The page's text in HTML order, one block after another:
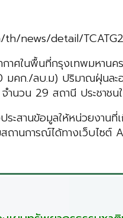
news/detail/
าศในพื้นที่กรุงเทพมหา
มคก./ลบ.ม) ปริมาณฝุ่นละ
วน 29 สถานี ประชาชน
ะสานข้อมูลให้หน่วยงาน
ถานการณ์ได้ทางเว็บไ